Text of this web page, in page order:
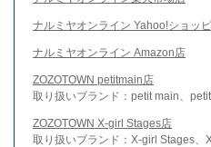
ナルミヤオンライン Yahoo!ショッ
ナルミヤオンライン Amazon店
ZOZOTOWN petitmain店
取り扱いブランド：petit main、
ZOZOTOWN X-girl Stages店
取り扱いブランド：X-girl Stages、